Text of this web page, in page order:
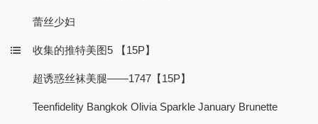
蕾丝少妇
收集的推特美图5 【15P】
超诱惑丝袜美腿——1747【15P】
Teenfidelity Bangkok Olivia Sparkle January Brunette